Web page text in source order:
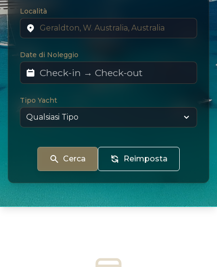
Località
Date di Noleggio
Tipo Yacht
Cerca Reimposta